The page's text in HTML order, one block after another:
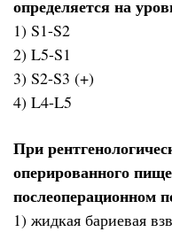
определяется на
1) S1-S2
2) L5-S1
3) S2-S3 (+)
4) L4-L5
При
оперированного
послеоперационном
1) жидкая бариевая